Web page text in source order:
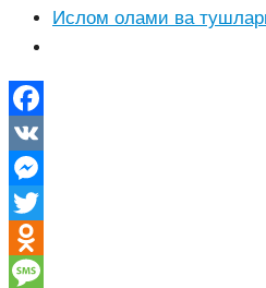
Ислом олами ва
Facebook
VK
Messenger
Twitter
Odnoklassniki